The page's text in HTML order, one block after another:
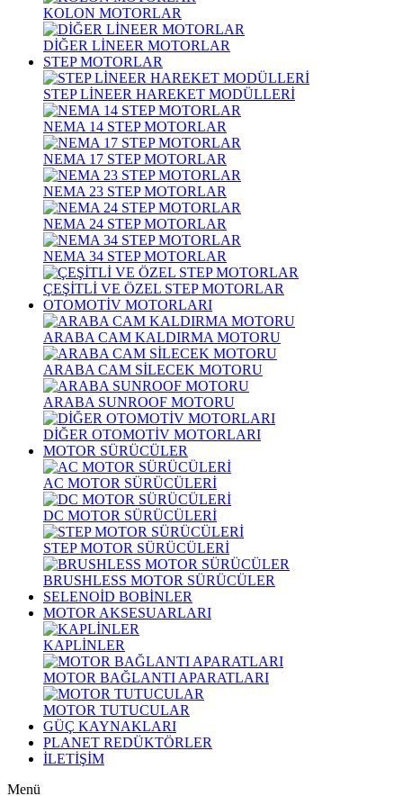
KOLON MOTORLAR
DİĞER LİNEER MOTORLAR
STEP MOTORLAR
STEP LİNEER HAREKET MODÜLLERİ
NEMA 14 STEP MOTORLAR
NEMA 17 STEP MOTORLAR
NEMA 23 STEP MOTORLAR
NEMA 24 STEP MOTORLAR
NEMA 34 STEP MOTORLAR
ÇEŞİTLİ VE ÖZEL STEP MOTORLAR
OTOMOTİV MOTORLARI
ARABA CAM KALDIRMA MOTORU
ARABA CAM SİLECEK MOTORU
ARABA SUNROOF MOTORU
DİĞER OTOMOTİV MOTORLARI
MOTOR SÜRÜCÜLER
AC MOTOR SÜRÜCÜLERİ
DC MOTOR SÜRÜCÜLERİ
STEP MOTOR SÜRÜCÜLERİ
BRUSHLESS MOTOR SÜRÜCÜLER
SELENOİD BOBİNLER
MOTOR AKSESUARLARI
KAPLİNLER
MOTOR BAĞLANTI APARATLARI
MOTOR TUTUCULAR
GÜÇ KAYNAKLARI
PLANET REDÜKTÖRLER
İLETİŞİM
Menü